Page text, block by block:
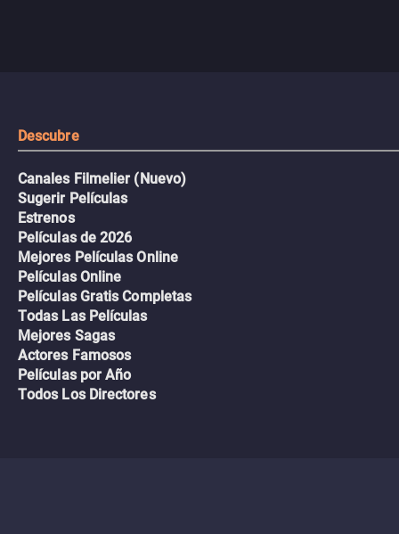
Descubre
Canales Filmelier (Nuevo)
Sugerir Películas
Estrenos
Películas de 2026
Mejores Películas Online
Películas Online
Películas Gratis Completas
Todas Las Películas
Mejores Sagas
Actores Famosos
Películas por Año
Todos Los Directores